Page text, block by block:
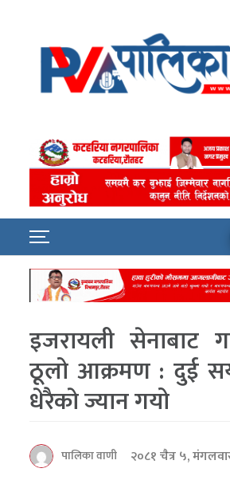
इजरायली सेनाबाट
ठूलो आक्रमण : दुई
धेरैकाे ज्यान गयो
पालिका वाणी
२०८१ चैत्र ५,